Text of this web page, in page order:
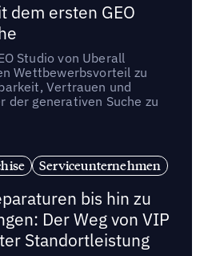
dem ersten GEO
Studio von Uberall
Wettbewerbsvorteil zu
Vertrauen und
der generativen Suche zu
Serviceunternehmen
bis hin zu
Der Weg von VIP
Standortleistung